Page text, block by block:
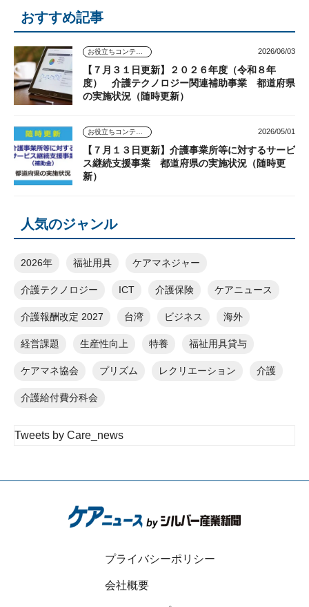
おすすめ記事
2026/06/03
【７月３１日更新】２０２６年度（令和８年
度） 介護テクノロジー関連補助事業 都道府県
の実施状況（随時更新）
2026/05/01
【７月１３日更新】介護事業所等に対するサービ
ス継続支援事業 都道府県の実施状況（随時更
新）
人気のジャンル
2026年 福祉用具 ケアマネジャー
介護テクノロジー ICT 介護保険 ケアニュース
介護報酬改定 2027 台湾 ビジネス 海外
経営課題 生産性向上 特養 福祉用具貸与
ケアマネ協会 プリズム レクリエーション 介護
介護給付費分科会
Tweets by Care_news
プライバシーポリシー
会社概要